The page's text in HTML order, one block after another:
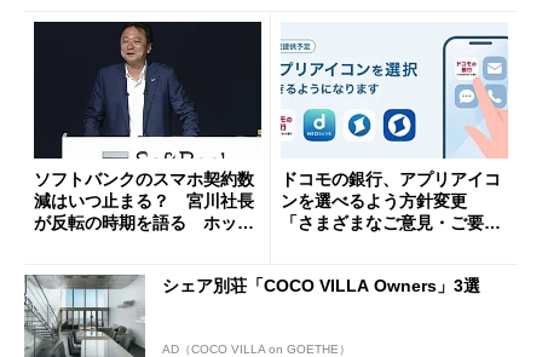
ソフトバンクのスマホ契約数
減はいつ止まる？ 宮川社長
が反転の時期を語る ホッピ
ドコモの銀行、アプリアイコ
ンを選べるよう方針変更
「さまざまなご意見・ご要望
シェア別荘「COCO VILLA Owners」3選
AD（COCO VILLA on GOETHE）